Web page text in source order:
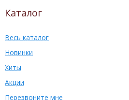
Каталог
Весь каталог
Новинки
Хиты
Акции
Перезвоните мне